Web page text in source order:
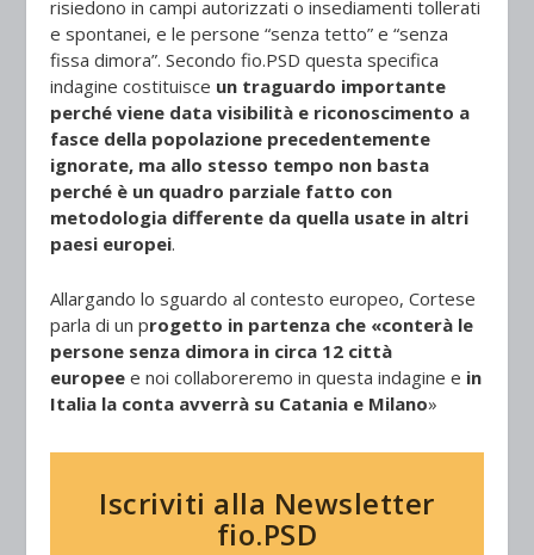
risiedono in campi autorizzati o insediamenti tollerati
e spontanei, e le persone “senza tetto” e “senza
fissa dimora”. Secondo fio.PSD questa specifica
indagine costituisce un traguardo importante
perché viene data visibilità e riconoscimento a
fasce della popolazione precedentemente
ignorate, ma allo stesso tempo non basta
perché è un quadro parziale fatto con
metodologia differente da quella usate in altri
paesi europei.
Allargando lo sguardo al contesto europeo, Cortese
parla di un progetto in partenza che «conterà le
persone senza dimora in circa 12 città
europee e noi collaboreremo in questa indagine e in
Italia la conta avverrà su Catania e Milano»
Iscriviti alla Newsletter
fio.PSD